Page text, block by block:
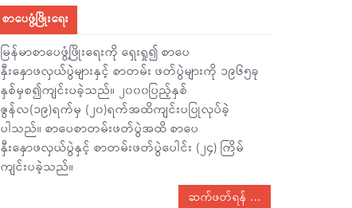
စာပေဖွံ့ဖြိုးရေး
မြန်မာစာပေဖွံ့ဖြိုးရေးကို ရှေးရှု၍ စာပေ
နှီးနှောဖလှယ်ပွဲများနှင့် စာတမ်း ဖတ်ပွဲများကို ၁၉၆၅ခု
နှစ်မှစ၍ကျင်းပခဲ့သည်။ ၂၀၀၀ပြည့်နှစ်
ဇွန်လ(၁၉)ရက်မှ (၂၀)ရက်အထိကျင်းပပြုလုပ်ခဲ့
ပါသည်။ စာပေစာတမ်းဖတ်ပွဲအထိ စာပေ
နှီးနှောဖလှယ်ပွဲနှင့် စာတမ်းဖတ်ပွဲပေါင်း (၂၄) ကြိမ်
ကျင်းပခဲ့သည်။
ဆက်ဖတ်ရန်